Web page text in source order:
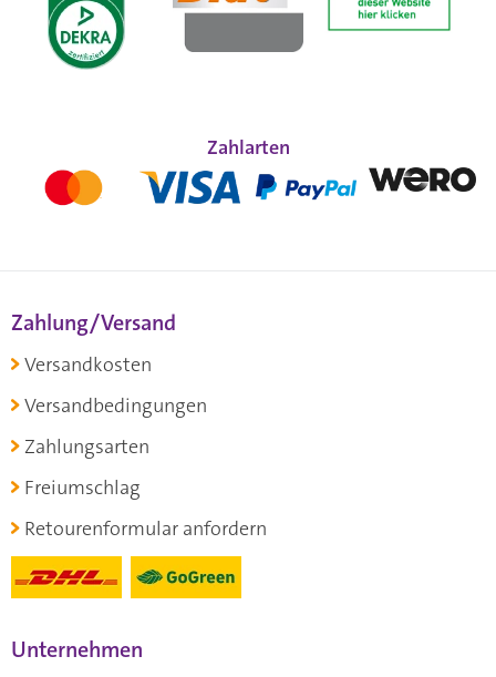
Zahlarten
Zahlung/Versand
Versandkosten
Versandbedingungen
Zahlungsarten
Freiumschlag
Retourenformular anfordern
Unternehmen